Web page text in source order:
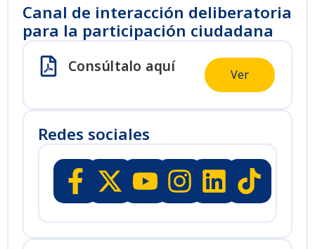
Canal de interacción deliberatoria
para la participación ciudadana
Consúltalo aquí Ver
Redes sociales